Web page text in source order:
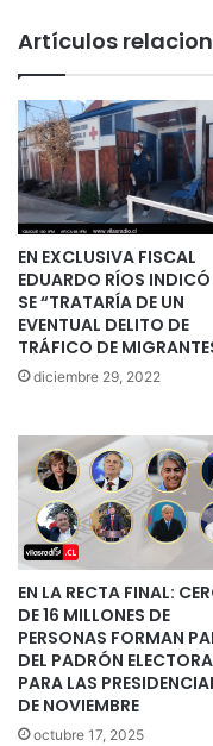
Artículos
EN EXCLUSIVA FISCAL
EDUARDO RÍOS
SE “TRATARÍA DE UN
EVENTUAL DELITO DE
TRÁFICO DE
diciembre 29, 2022
EN LA RECTA FINAL:
DE 16 MILLONES DE
PERSONAS FORMAN
DEL PADRÓN
PARA LAS
DE NOVIEMBRE
octubre 17, 2025